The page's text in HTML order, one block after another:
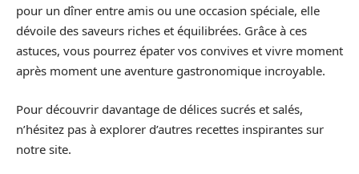
pour un dîner entre amis ou une occasion spéciale, elle
dévoile des saveurs riches et équilibrées. Grâce à ces
astuces, vous pourrez épater vos convives et vivre moment
après moment une aventure gastronomique incroyable.
Pour découvrir davantage de délices sucrés et salés,
n’hésitez pas à explorer d’autres recettes inspirantes sur
notre site.